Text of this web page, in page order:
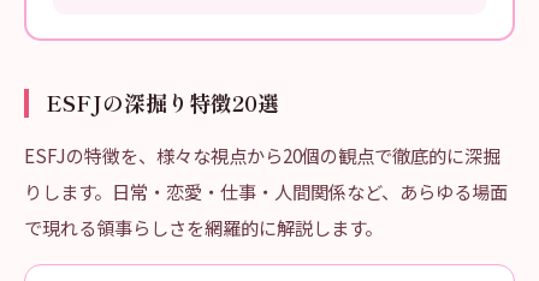
ESFJの深掘り特徴20選
ESFJの特徴を、様々な視点から20個の観点で徹底的に深掘
りします。日常・恋愛・仕事・人間関係など、あらゆる場面
で現れる領事らしさを網羅的に解説します。